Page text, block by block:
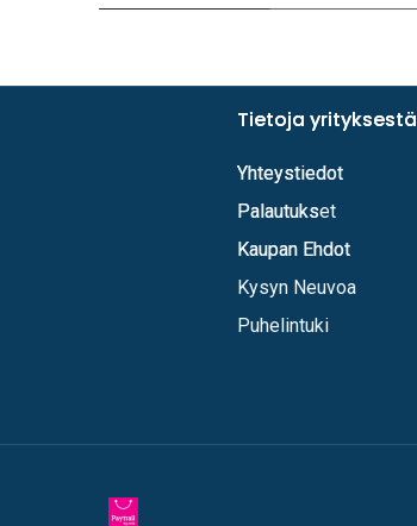
Tietoja yrityksestä
Yhteystiedot
Palautukset
Kaupan Ehdot
Tietoja yrityksestä
Yhteystiedot
Palautuks
Kaupan Ehdot
Kysyn Neuvoa
Puhelintuki